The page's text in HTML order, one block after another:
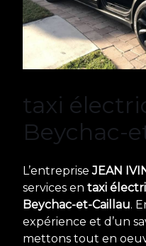
taxi
Beychac-
L’entrepriseJEAN
services en taxi
Beychac-et-Caillau.
expérience et d’un
mettons tout en